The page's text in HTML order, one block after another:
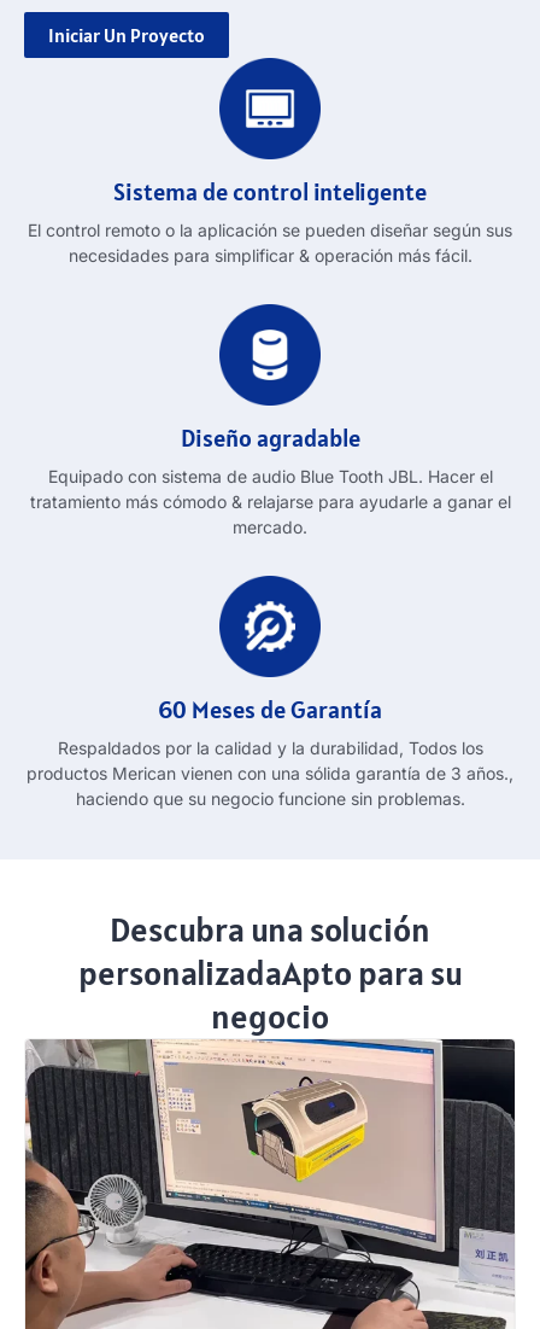
Iniciar Un Proyecto
Sistema de control inteligente
El control remoto o la aplicación se pueden diseñar según sus
necesidades para simplificar & operación más fácil.
Diseño agradable
Equipado con sistema de audio Blue Tooth JBL. Hacer el
tratamiento más cómodo & relajarse para ayudarle a ganar el
mercado.
60 Meses de Garantía
Respaldados por la calidad y la durabilidad, Todos los
productos Merican vienen con una sólida garantía de 3 años.,
haciendo que su negocio funcione sin problemas.
Descubra una solución
personalizadaApto para su
negocio